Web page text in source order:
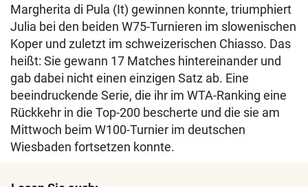
Margherita di Pula (It) gewinnen konnte, triumphiert
Julia bei den beiden W75-Turnieren im slowenischen
Koper und zuletzt im schweizerischen Chiasso. Das
heißt: Sie gewann 17 Matches hintereinander und
gab dabei nicht einen einzigen Satz ab. Eine
beeindruckende Serie, die ihr im WTA-Ranking eine
Rückkehr in die Top-200 bescherte und die sie am
Mittwoch beim W100-Turnier im deutschen
Wiesbaden fortsetzen konnte.